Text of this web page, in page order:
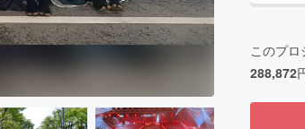
このプロ
288,872